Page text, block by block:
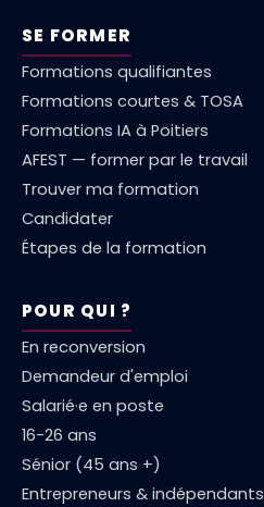
SE FORMER
Formations qualifiantes
Formations courtes & TOSA
Formations IA à Poitiers
AFEST — former par le travail
Trouver ma formation
Candidater
Étapes de la formation
POUR QUI ?
En reconversion
Demandeur d'emploi
Salarié·e en poste
16-26 ans
Sénior (45 ans +)
Entrepreneurs & indépendants